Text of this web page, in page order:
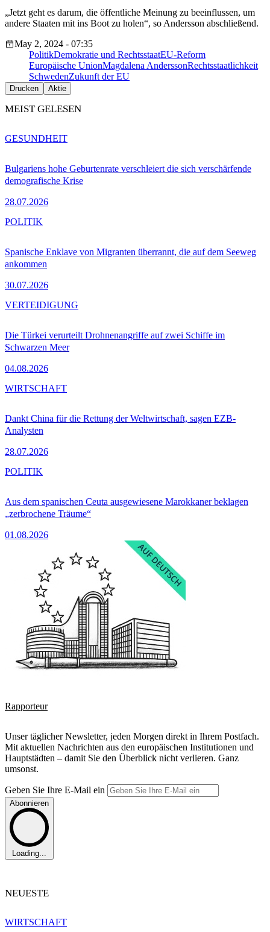
„Jetzt geht es darum, die öffentliche Meinung zu beeinflussen, um
andere Staaten mit ins Boot zu holen“, so Andersson abschließend.
May 2, 2024 - 07:35
PolitikDemokratie und RechtsstaatEU-Reform
Europäische UnionMagdalena AnderssonRechtsstaatlichkeit
SchwedenZukunft der EU
Drucken Aktie
MEIST GELESEN
Bulgariens hohe Geburtenrate verschleiert die sich verschärfende
demografische Krise
28.07.2026
GESUNDHEIT
Spanische Enklave von Migranten überrannt, die auf dem Seeweg
ankommen
30.07.2026
POLITIK
Die Türkei verurteilt Drohnenangriffe auf zwei Schiffe im
Schwarzen Meer
04.08.2026
VERTEIDIGUNG
Dankt China für die Rettung der Weltwirtschaft, sagen EZB-
Analysten
28.07.2026
WIRTSCHAFT
Aus dem spanischen Ceuta ausgewiesene Marokkaner beklagen
„zerbrochene Träume“
01.08.2026
POLITIK
Rapporteur
Unser täglicher Newsletter, jeden Morgen direkt in Ihrem Postfach.
Mit aktuellen Nachrichten aus den europäischen Institutionen und
Hauptstädten – damit Sie den Überblick nicht verlieren. Ganz
umsonst.
Geben Sie Ihre E-Mail ein
Abonnieren
Loading...
NEUESTE
WIRTSCHAFT